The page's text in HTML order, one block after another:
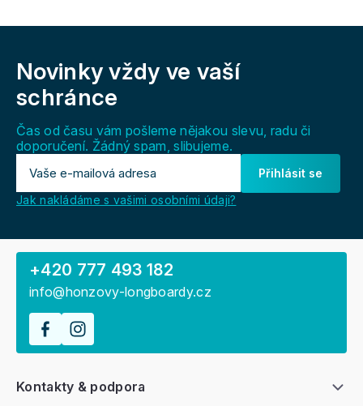
Novinky vždy ve vaší
schránce
Čas od času vám pošleme nějakou slevu, radu či
doporučení. Žádný spam, slibujeme.
Přihlásit se
Jak nakládáme s vašimi osobními údaji?
Kontakty & podpora
+420 777 493 182
info@honzovy-longboardy.cz